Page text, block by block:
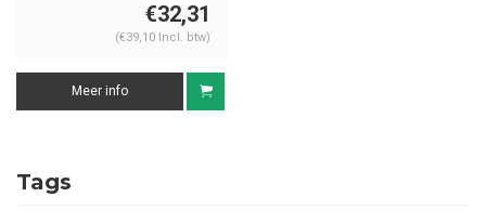
€32,31
(€39,10 Incl. btw)
Meer info
Tags